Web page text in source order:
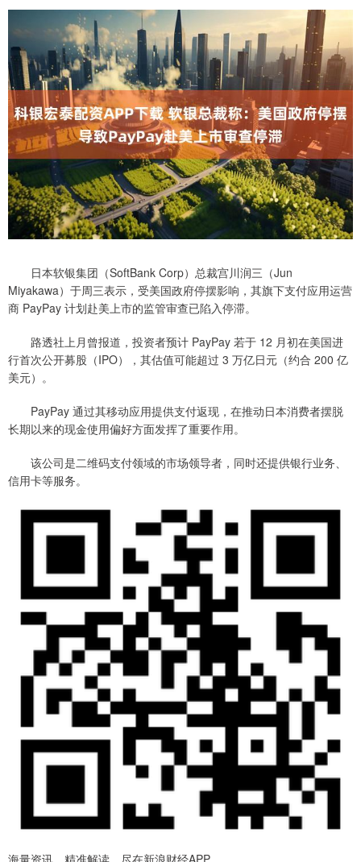
日本软银集团（SoftBank Corp）总裁宫川润三（Jun
Miyakawa）于周三表示，受美国政府停摆影响，其旗下支付应用运营
商 PayPay 计划赴美上市的监管审查已陷入停滞。
路透社上月曾报道，投资者预计 PayPay 若于 12 月初在美国进
行首次公开募股（IPO），其估值可能超过 3 万亿日元（约合 200 亿
美元）。
PayPay 通过其移动应用提供支付返现，在推动日本消费者摆脱
长期以来的现金使用偏好方面发挥了重要作用。
该公司是二维码支付领域的市场领导者，同时还提供银行业务、
信用卡等服务。